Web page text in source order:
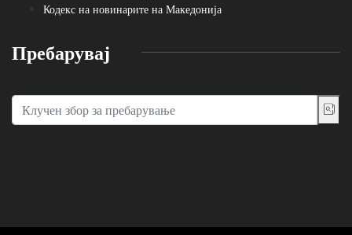
Кодекс на новинарите на Македонија
Пребарувај